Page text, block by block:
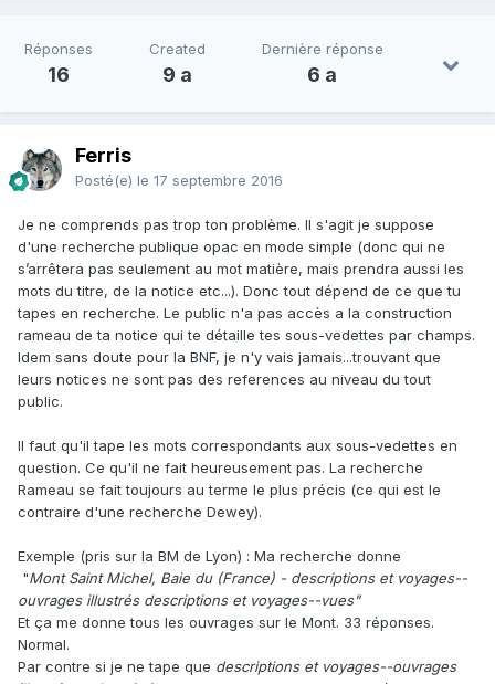
Réponses
16
Created
9 a
Dernière réponse
6 a
Ferris
Posté(e) le 17 septembre 2016
Je ne comprends pas trop ton problème. Il s'agit je suppose
d'une recherche publique opac en mode simple (donc qui ne
s’arrêtera pas seulement au mot matière, mais prendra aussi les
mots du titre, de la notice etc...). Donc tout dépend de ce que tu
tapes en recherche. Le public n'a pas accès a la construction
rameau de ta notice qui te détaille tes sous-vedettes par champs.
Idem sans doute pour la BNF, je n'y vais jamais...trouvant que
leurs notices ne sont pas des references au niveau du tout
public.
Il faut qu'il tape les mots correspondants aux sous-vedettes en
question. Ce qu'il ne fait heureusement pas. La recherche
Rameau se fait toujours au terme le plus précis (ce qui est le
contraire d'une recherche Dewey).
Exemple (pris sur la BM de Lyon) : Ma recherche donne
"Mont Saint Michel, Baie du (France) - descriptions et voyages--
ouvrages illustrés descriptions et voyages--vues"
Et ça me donne tous les ouvrages sur le Mont. 33 réponses.
Normal.
Par contre si je ne tape que descriptions et voyages--ouvrages